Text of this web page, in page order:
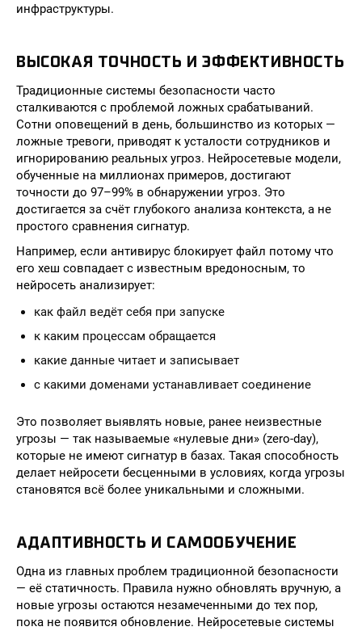
инфраструктуры.
ВЫСОКАЯ ТОЧНОСТЬ И ЭФФЕКТИВНОСТЬ
Традиционные системы безопасности часто
сталкиваются с проблемой ложных срабатываний.
Сотни оповещений в день, большинство из которых —
ложные тревоги, приводят к усталости сотрудников и
игнорированию реальных угроз. Нейросетевые модели,
обученные на миллионах примеров, достигают
точности до 97–99% в обнаружении угроз. Это
достигается за счёт глубокого анализа контекста, а не
простого сравнения сигнатур.
Например, если антивирус блокирует файл потому что
его хеш совпадает с известным вредоносным, то
нейросеть анализирует:
как файл ведёт себя при запуске
к каким процессам обращается
какие данные читает и записывает
с какими доменами устанавливает соединение
Это позволяет выявлять новые, ранее неизвестные
угрозы — так называемые «нулевые дни» (zero-day),
которые не имеют сигнатур в базах. Такая способность
делает нейросети бесценными в условиях, когда угрозы
становятся всё более уникальными и сложными.
АДАПТИВНОСТЬ И САМООБУЧЕНИЕ
Одна из главных проблем традиционной безопасности
— её статичность. Правила нужно обновлять вручную, а
новые угрозы остаются незамеченными до тех пор,
пока не появится обновление. Нейросетевые системы